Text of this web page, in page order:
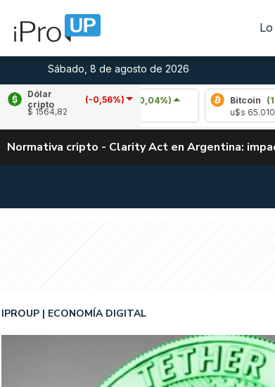
Sábado, 8 de agosto de 2026
Dólar
cripto
(-0,56%)
$ 1564,82
Arbitrum
(0,04%)
u$s 0,08
Bitcoin
(1,11%)
u$s 65.010,00
Normativa cripto - Clarity Act en Argentina:
IPROUP ECONOMÍA DIGITAL